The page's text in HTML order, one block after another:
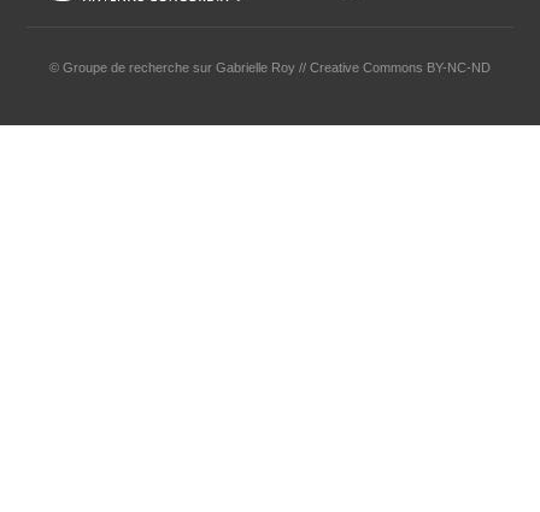
© Groupe de recherche sur Gabrielle Roy // Creative Commons BY-NC-ND